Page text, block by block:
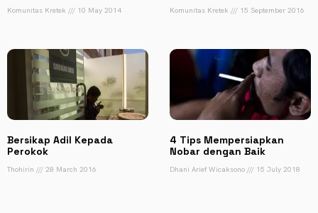
Komunitas Kretek 10 May 2014 Komunitas Kretek 15 September 2016
Bersikap Adil Kepada
Perokok
Thohirin 28 March 2016
4 Tips Mempersiapkan
Nobar dengan Baik
Dhani Arief Wicaksono 15 July 2018